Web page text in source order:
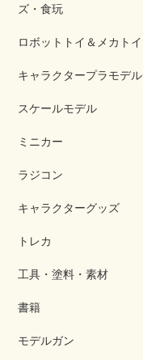
ズ・食玩
ロボットトイ＆メカトイ
キャラクタープラモデル
スケールモデル
ミニカー
ラジコン
キャラクターグッズ
トレカ
工具・塗料・素材
書籍
モデルガン